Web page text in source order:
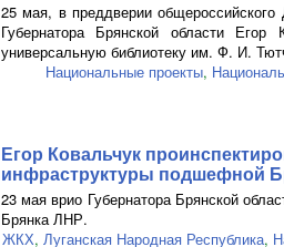
25 мая, в преддверии
Губернатора Брянской области
универсальную библиотеку им. Ф. И.
Национальные проекты,
Егор Ковальчук
инфраструктуры подшефной
23 мая врио Губернатора Брянской
Брянка ЛНР.
ЖКХ, Луганская Народная Республика,